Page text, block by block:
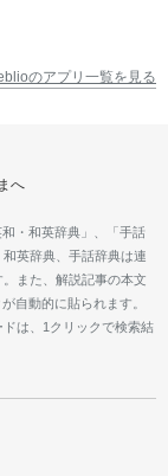
のアプリ一覧を見る
へ
・和英辞典」、「手話
英辞典、手話辞典は連
また、解説記事の本文
自動的に貼られます。
は、1クリックで検索結